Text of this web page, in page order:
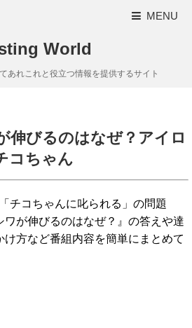
MENU
World
あれこれと役立つ情報を提供するサイト
伸びるのはなぜ？アイロ
コちゃん
チコちゃんに叱られる」の問題
ワが伸びるのはなぜ？』の答えや達
け方など番組内容を簡単にまとめて